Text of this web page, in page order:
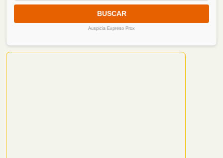
BUSCAR
Auspicia Expreso Prox